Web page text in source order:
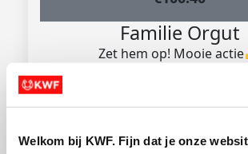
Welkom bij KWF. Fijn dat je onze
Familie Orgut
Zet hem op! Mooie